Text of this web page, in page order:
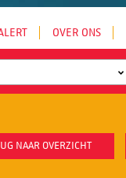
OVER ONS
NAAR OVERZICHT